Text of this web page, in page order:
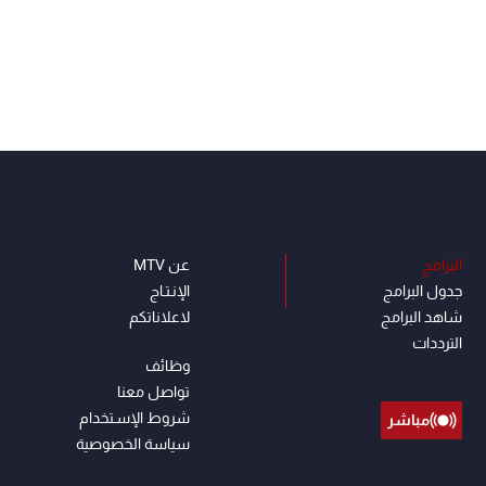
البرامج
جدول البرامج
شاهد البرامج
الترددات
مباشر
عن MTV
الإنـتـاج
لاعلاناتكم
وظائف
تواصل معنا
شروط الإسـتخدام
سياسة الخصوصية